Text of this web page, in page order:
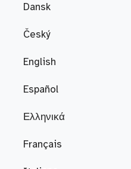
Dansk
Český
English
Español
Ελληνικά
Français